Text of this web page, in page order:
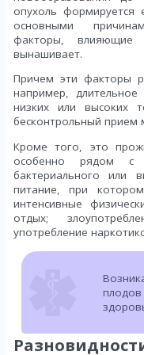
опухоль
основными
факторы,
вынашивает.
Причем эти факторы
например,
низких или высоких
бесконтрольный прием
Кроме того, это
особенно рядом с
бактериального или
питание, при
интенсивные
отдых;
употребление